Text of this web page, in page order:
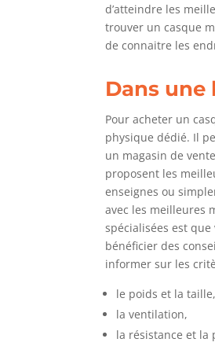
d’atteindre les
trouver un casque
de connaitre les
Dans
Pour acheter un
physique dédié. Il
un magasin de
proposent les
enseignes ou
avec les meilleures
spécialisées est
bénéficier des
informer sur les
le poids et la taille,
la ventilation,
la résistance et la